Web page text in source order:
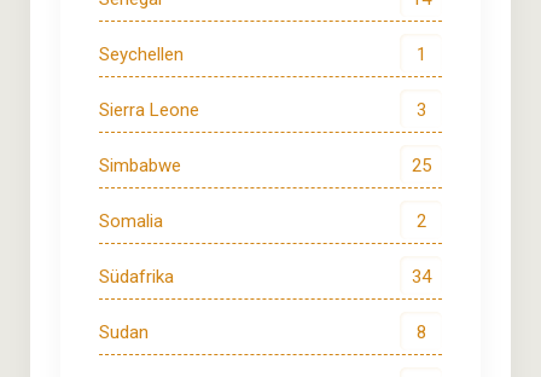
Seychellen 1
Sierra Leone 3
Simbabwe 25
Somalia 2
Südafrika 34
Sudan 8